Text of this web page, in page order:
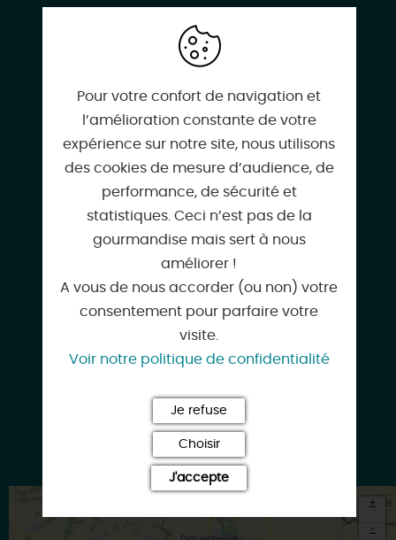
02 38 39 10 66
mairie.ondreville@wanadoo.fr
asamec.wordpress.com
+
-
Pour votre confort de navigation et
l’amélioration constante de votre
expérience sur notre site, nous utilisons
des cookies de mesure d’audience, de
performance, de sécurité et
statistiques. Ceci n’est pas de la
gourmandise mais sert à nous
améliorer !
A vous de nous accorder (ou non) votre
consentement pour parfaire votre
visite.
Voir notre politique de confidentialité
Je refuse
Choisir
J'accepte